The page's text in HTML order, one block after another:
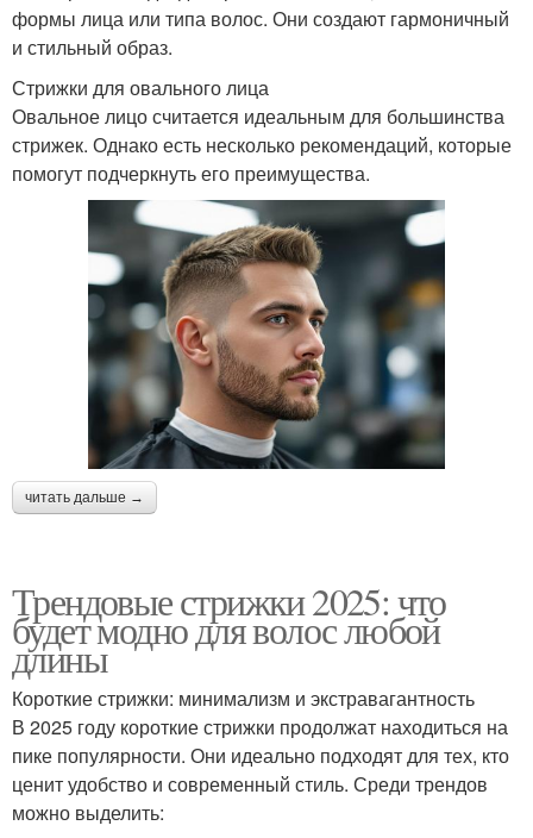
формы лица или типа волос. Они создают гармоничный
и стильный образ.
Стрижки для овального лица
Овальное лицо считается идеальным для большинства
стрижек. Однако есть несколько рекомендаций, которые
помогут подчеркнуть его преимущества.
читать дальше →
Трендовые стрижки 2025: что
будет модно для волос любой
длины
Короткие стрижки: минимализм и экстравагантность
В 2025 году короткие стрижки продолжат находиться на
пике популярности. Они идеально подходят для тех, кто
ценит удобство и современный стиль. Среди трендов
можно выделить: